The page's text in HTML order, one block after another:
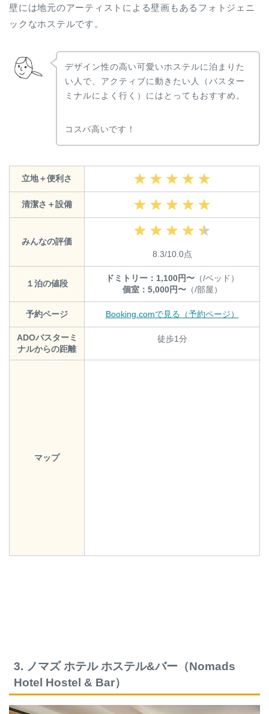
壁には地元のアーティストによる壁画もあるフォトジェニ
ックなホステルです。
デザイン性の高い可愛いホステルに泊まりた
い人で、アクティブに動きたい人（バスター
ミナルによく行く）にはとってもおすすめ。
コスパ高いです！
立地＋便利さ
清潔さ＋設備
みんなの評価
8.3/10.0点
１泊の値段
ドミトリー：1,100円〜（/ベッド）
個室：5,000円〜（/部屋）
予約ページ Booking.comで見る（予約ページ）
ADOバスターミ
ナルからの距離
徒歩1分
マップ
3. ノマズ ホテル ホステル&バー（Nomads
Hotel Hostel & Bar）